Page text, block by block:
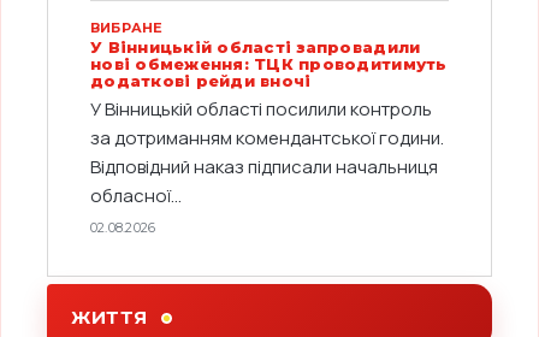
ВИБРАНЕ
У Вінницькій області запровадили
нові обмеження: ТЦК проводитимуть
додаткові рейди вночі
У Вінницькій області посилили контроль
за дотриманням комендантської години.
Відповідний наказ підписали начальниця
обласної...
02.08.2026
ЖИТТЯ